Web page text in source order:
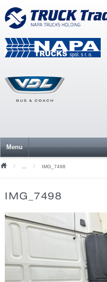
Menu
Mediální soubory
IMG_7498
IMG_7498